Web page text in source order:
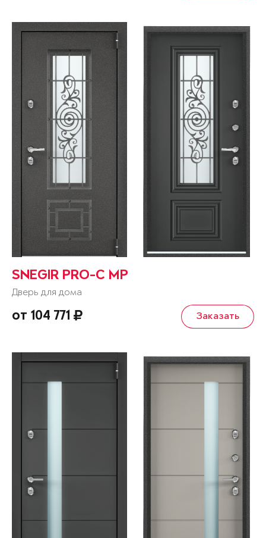
SNEGIR PRO-C MP
Дверь для дома
от 104 771 Заказать